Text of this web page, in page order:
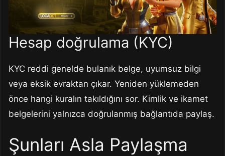
Hesap doğrulama (KYC)
KYC reddi genelde bulanık belge, uyumsuz bilgi
veya eksik evraktan çıkar. Yeniden yüklemeden
önce hangi kuralın takıldığını sor. Kimlik ve ikamet
belgelerini yalnızca doğrulanmış bağlantıda paylaş.
Şunları Asla Paylaşma